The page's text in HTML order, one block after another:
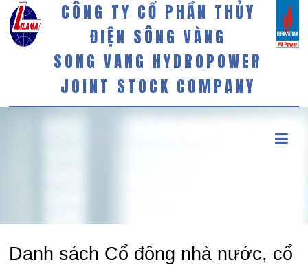
CÔNG TY CỔ PHẦN THỦY
ĐIỆN SÔNG VÀNG
SONG VANG HYDROPOWER
JOINT STOCK COMPANY
Danh sách Cổ đông nhà nước, cổ